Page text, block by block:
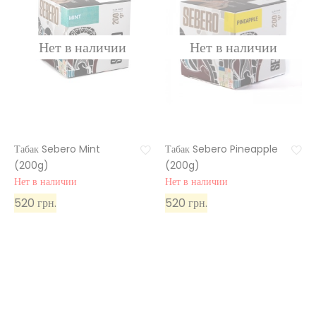
Табак Sebero Mint
(200g)
Нет в наличии
520 грн.
Табак Sebero Pineapple
(200g)
Нет в наличии
520 грн.